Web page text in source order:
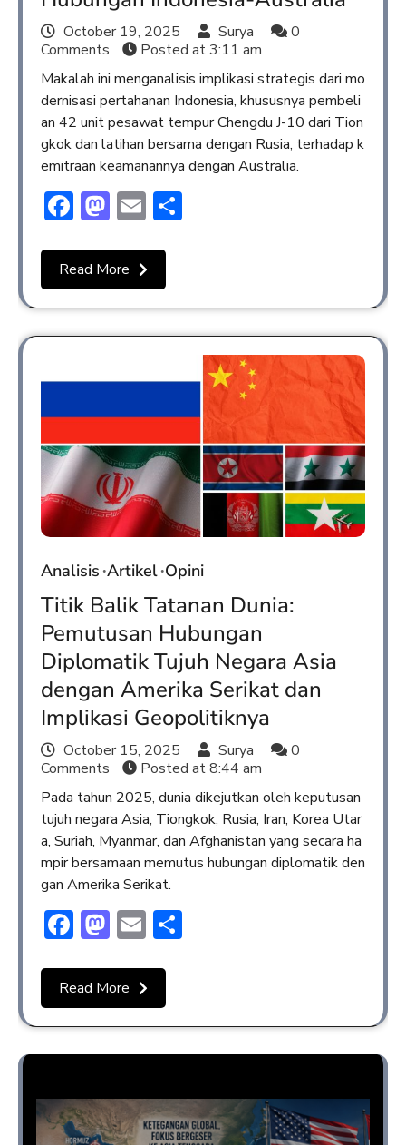
October 19, 2025 Surya
0
Comments
Posted at3:11 am
Makalah ini menganalisis implikasi strategis dari mo
dernisasi pertahanan Indonesia, khususnya pembeli
an 42 unit pesawat tempur Chengdu J-10 dari Tion
gkok dan latihan bersama dengan Rusia, terhadap k
emitraan keamanannya dengan Australia.
Facebook
Mastodon
Email
Read More
Analisis Artikel Opini
Titik Balik Tatanan Dunia:
Pemutusan Hubungan
Diplomatik Tujuh Negara Asia
dengan Amerika Serikat dan
Implikasi Geopolitiknya
October 15, 2025 Surya
0
Comments
Posted at8:44 am
Pada tahun 2025, dunia dikejutkan oleh keputusan
tujuh negara Asia, Tiongkok, Rusia, Iran, Korea Utar
a, Suriah, Myanmar, dan Afghanistan yang secara ha
mpir bersamaan memutus hubungan diplomatik den
gan Amerika Serikat.
Facebook
Mastodon
Email
Read More